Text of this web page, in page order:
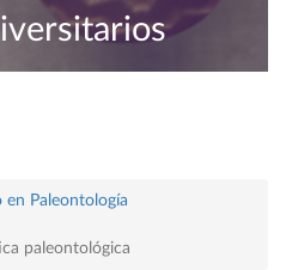
en Paleontología
paleontológica